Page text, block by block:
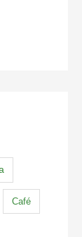
Café